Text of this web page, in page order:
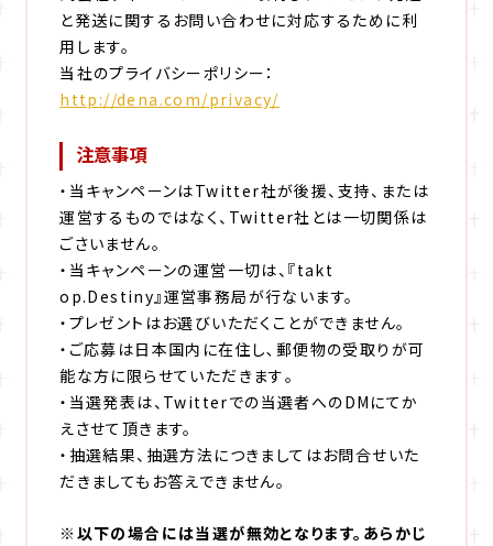
と発送に関するお問い合わせに対応するために利
用します。
当社のプライバシーポリシー：
http://dena.com/privacy/
注意事項
・当キャンペーンはTwitter社が後援、支持、または
運営するものではなく、Twitter社とは一切関係は
ごさいません。
・当キャンペーンの運営一切は、『takt
op.Destiny』運営事務局が行ないます。
・プレゼントはお選びいただくことができません。
・ご応募は日本国内に在住し､郵便物の受取りが可
能な方に限らせていただきます｡
・当選発表は、Twitterでの当選者へのDMにてか
えさせて頂きます。
・抽選結果、抽選方法につきましてはお問合せいた
だきましてもお答えできません。
※以下の場合には当選が無効となります。あらかじ